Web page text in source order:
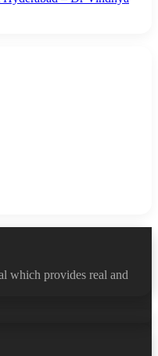
which provides real and